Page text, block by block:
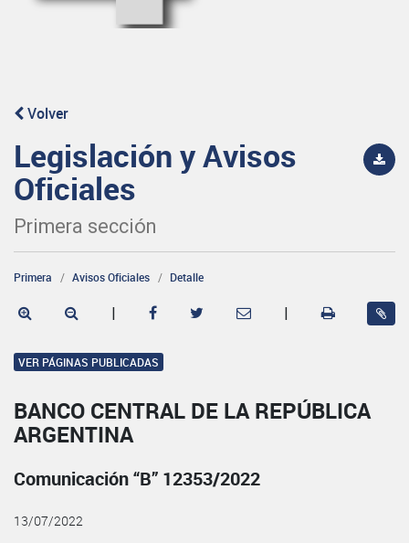
Volver
Legislación y Avisos
Oficiales
Primera sección
Primera Avisos Oficiales Detalle
| |
VER PÁGINAS PUBLICADAS
BANCO CENTRAL DE LA REPÚBLICA
ARGENTINA
Comunicación “B” 12353/2022
13/07/2022